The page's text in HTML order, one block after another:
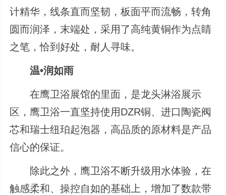
计精华，线条直而坚韧，板面平而流畅，转角
圆而润泽，末端处，采用了高纯黄铜作为点睛
之笔，恰到好处，耐人寻味。
温•润如雨
在鹰卫浴展馆的里面，是龙头淋浴展示
区，鹰卫浴一直坚持使用DZR铜、进口陶瓷阀
芯和瑞士纽珀起泡器，高品质的原材料是产品
信心的保证。
除此之外，鹰卫浴不断升级用水体验，在
触感柔和、操控自如的基础上，增加了数款带